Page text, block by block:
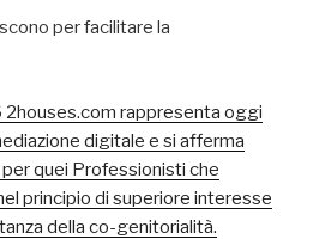
per facilitare la
2houses.com rappresenta oggi
digitale e si afferma
quei Professionisti che
principio di superiore interesse
della co-genitorialità.